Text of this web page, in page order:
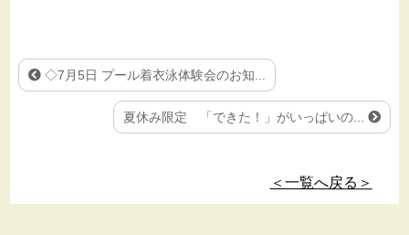
◇7月5日 プール着衣泳体験会のお知...
夏休み限定 「できた！」がいっぱいの...
＜一覧へ戻る＞